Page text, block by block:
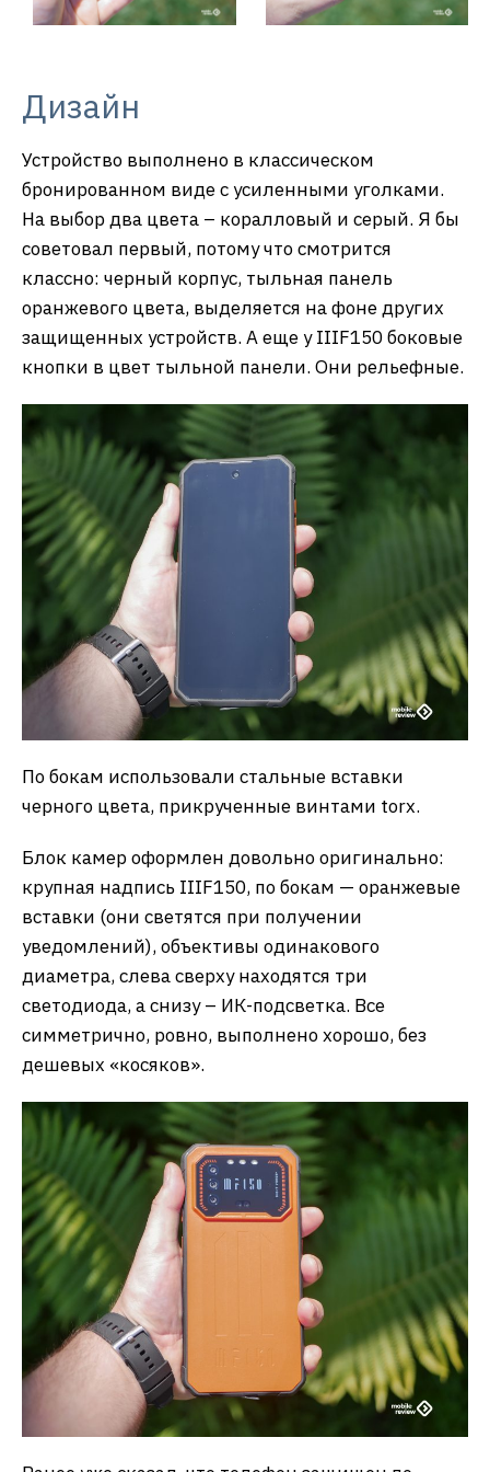
Дизайн
Устройство выполнено в классическом
бронированном виде с усиленными уголками.
На выбор два цвета – коралловый и серый. Я бы
советовал первый, потому что смотрится
классно: черный корпус, тыльная панель
оранжевого цвета, выделяется на фоне других
защищенных устройств. А еще у IIIF150 боковые
кнопки в цвет тыльной панели. Они рельефные.
По бокам использовали стальные вставки
черного цвета, прикрученные винтами torx.
Блок камер оформлен довольно оригинально:
крупная надпись IIIF150, по бокам — оранжевые
вставки (они светятся при получении
уведомлений), объективы одинакового
диаметра, слева сверху находятся три
светодиода, а снизу – ИК-подсветка. Все
симметрично, ровно, выполнено хорошо, без
дешевых «косяков».